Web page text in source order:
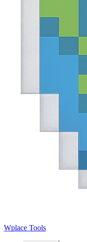
Wplace Tools